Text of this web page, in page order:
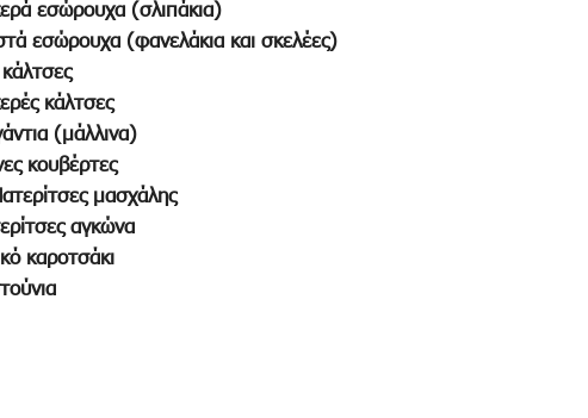
εσώρουχα (σλιπάκια)
εσώρουχα (φανελάκια και σκελέες)
κάλτσες
(μάλλινα)
κουβέρτες
μασχάλης
αγκώνα
καροτσάκι